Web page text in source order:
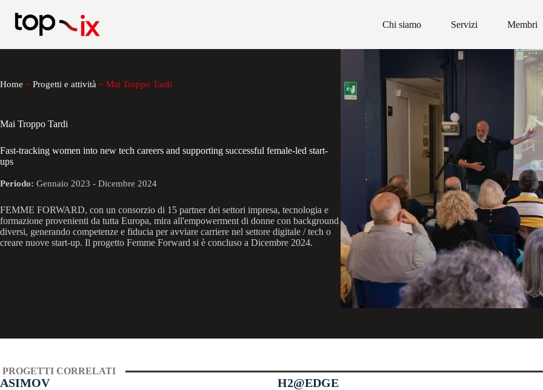
contenuto
Chi siamo Servizi Membri
Home ~ Progetti e attività ~ Mai Troppo Tardi
Mai Troppo Tardi
Fast-tracking women into new tech careers and supporting successful female-led start-
ups
Periodo: Gennaio 2023 - Dicembre 2024
FEMME FORWARD, con un consorzio di 15 partner dei settori impresa, tecnologia e
formazione provenienti da tutta Europa, mira all'empowerment di donne con background
diversi, generando competenze e fiducia per avviare carriere nel settore digitale / tech o
creare nuove start-up. Il progetto Femme Forward si è concluso a Dicembre 2024.
PROGETTI CORRELATI
ASIMOV H2@EDGE